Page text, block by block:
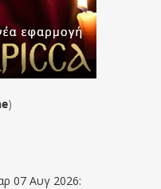
)
07 Αυγ 2026: